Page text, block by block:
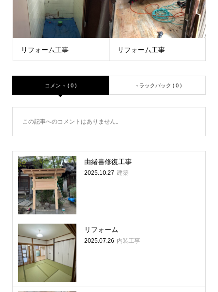
リフォーム工事 リフォーム工事
コメント ( 0 ) トラックバック ( 0 )
この記事へのコメントはありません。
由緒書修復工事
2025.10.27 建築
リフォーム
2025.07.26 内装工事